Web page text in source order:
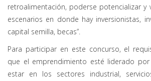
retroalimentación, poderse potencializar y
escenarios en donde hay inversionistas,
capital semilla, becas”.
Para participar en este concurso, el
que el emprendimiento esté liderado
estar en los sectores industrial,